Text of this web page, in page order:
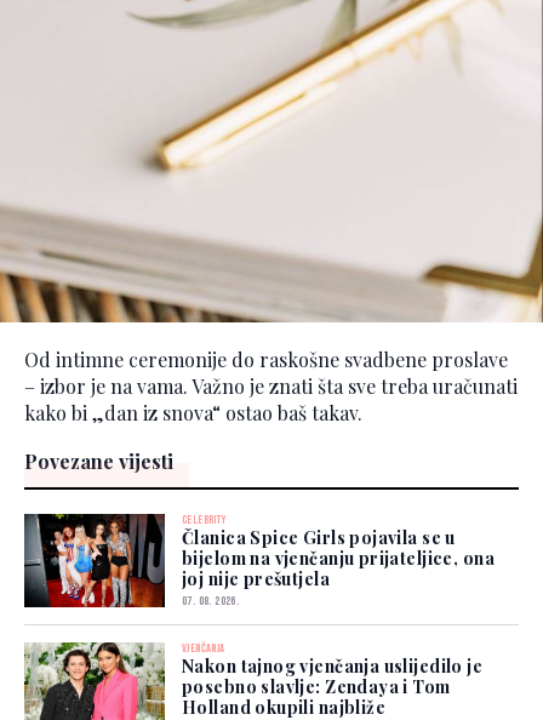
Od intimne ceremonije do raskošne svadbene proslave
– izbor je na vama. Važno je znati šta sve treba uračunati
kako bi „dan iz snova“ ostao baš takav.
Povezane vijesti
CELEBRITY
Članica Spice Girls pojavila se u
bijelom na vjenčanju prijateljice, ona
joj nije prešutjela
07. 08. 2026.
VJENČANJA
Nakon tajnog vjenčanja uslijedilo je
posebno slavlje: Zendaya i Tom
Holland okupili najbliže